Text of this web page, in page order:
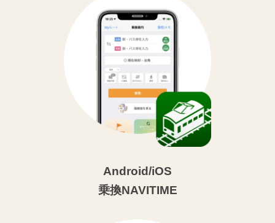
Android/iOS
乗換NAVITIME